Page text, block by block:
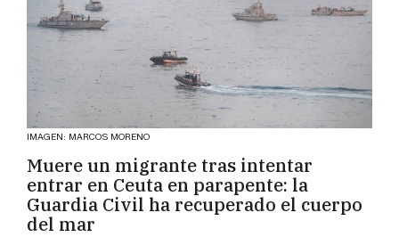
IMAGEN: MARCOS MORENO
Muere un migrante tras intentar
entrar en Ceuta en parapente: la
Guardia Civil ha recuperado el cuerpo
del mar